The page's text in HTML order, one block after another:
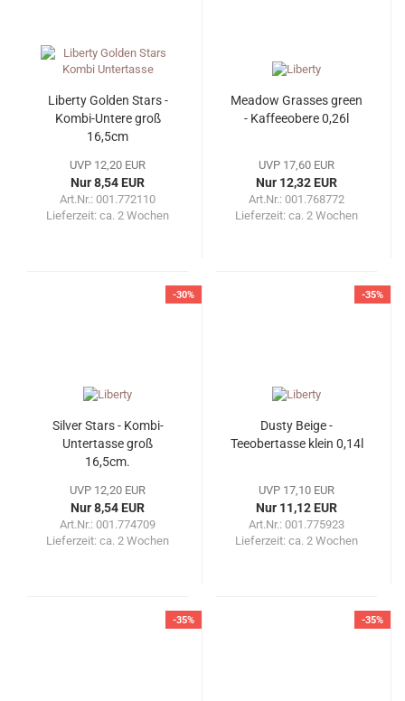
Liberty Golden Stars -
Kombi-Untere groß
16,5cm
UVP 12,20 EUR
Nur 8,54 EUR
Art.Nr.: 001.772110
Lieferzeit: ca. 2 Wochen
Meadow Grasses green
- Kaffeeobere 0,26l
UVP 17,60 EUR
Nur 12,32 EUR
Art.Nr.: 001.768772
Lieferzeit: ca. 2 Wochen
-30%
Silver Stars - Kombi-
Untertasse groß
16,5cm.
UVP 12,20 EUR
Nur 8,54 EUR
Art.Nr.: 001.774709
Lieferzeit: ca. 2 Wochen
-35%
Dusty Beige -
Teeobertasse klein 0,14l
UVP 17,10 EUR
Nur 11,12 EUR
Art.Nr.: 001.775923
Lieferzeit: ca. 2 Wochen
-35% -35%